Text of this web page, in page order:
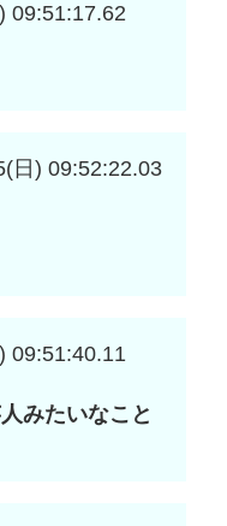
09:51:17.62
日) 09:52:22.03
09:51:40.11
みたいなこと